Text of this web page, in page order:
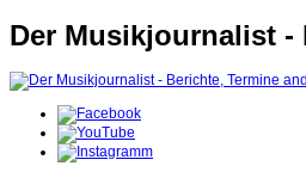
Der Musikjournalist -